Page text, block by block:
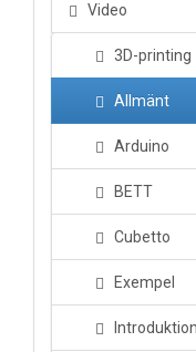
Video
3D-printing
Allmänt
Arduino
BETT
Cubetto
Exempel
Introduktion